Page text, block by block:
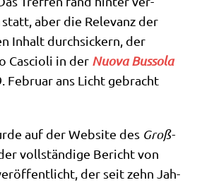
aber die Rele­vanz der
Inhalt durch­sickern, der
Cascio­li in der Nuo­va Bus­so­la
Febru­ar ans Licht gebracht
auf der Web­site des Groß­
voll­stän­di­ge Bericht von
der seit zehn Jah­